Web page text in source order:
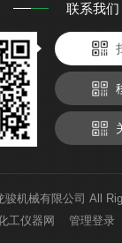
联系我们
骏机械有限公司 All
工仪器网 管理登录